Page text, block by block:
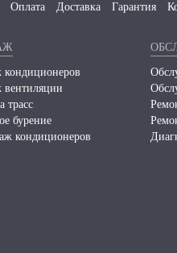
Оплата Доставка Гарантия
трасс
бурение
кондиционеров